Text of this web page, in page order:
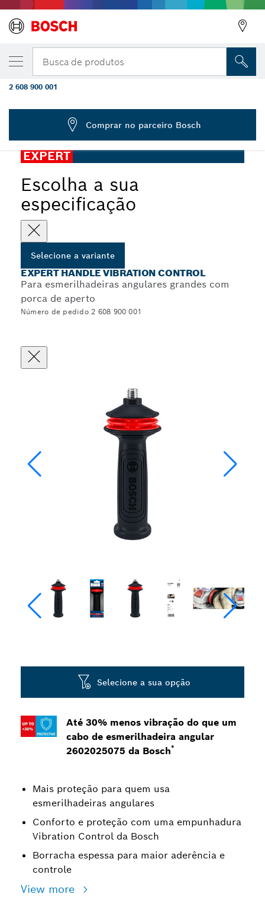
Busca de produtos
EXPERT Handle para Vibration Control para esmerilhadeiras
EXPERT
Escolha a sua
especificação
Selecione a variante
EXPERT HANDLE VIBRATION CONTROL
Para esmerilhadeiras angulares grandes com
porca de aperto
Número de pedido 2 608 900 001
Até 30% menos vibração do que um
cabo de esmerilhadeira angular
2602025075 da Bosch*
Mais proteção para quem usa
esmerilhadeiras angulares
Conforto e proteção com uma empunhadura
Vibration Control da Bosch
Borracha espessa para maior aderência e
controle
View more
Selecione a sua opção
VARIAÇÃO SELECIONADA
Empunhadura para esmerilhadeira Bosch
EXPERT Handle M14
2 608 900 001
Comprar no parceiro Bosch